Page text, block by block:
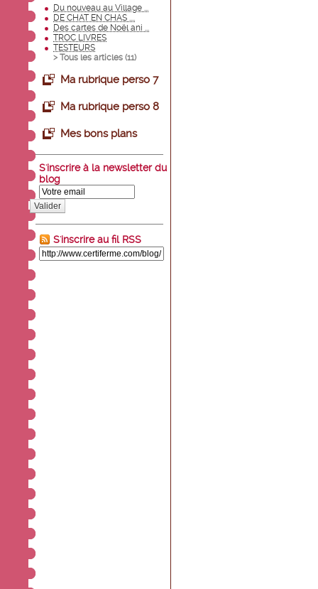
Du nouveau au Village ...
DE CHAT EN CHAS ....
Des cartes de Noël ani ...
TROC LIVRES
TESTEURS
> Tous les articles (11)
Ma rubrique perso 7
Ma rubrique perso 8
Mes bons plans
S'inscrire à la newsletter du
blog
Valider
S'inscrire au fil RSS